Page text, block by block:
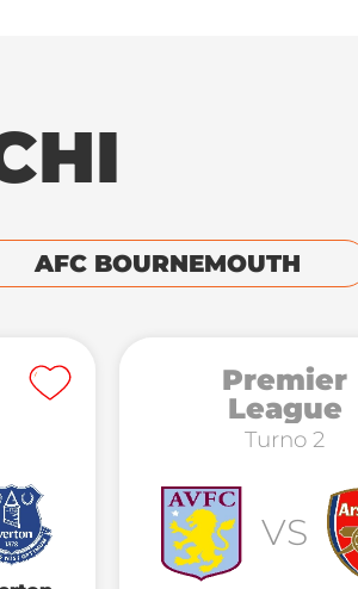
Premier
League
Turno 2
VS
AFC BOURNEMOUTH